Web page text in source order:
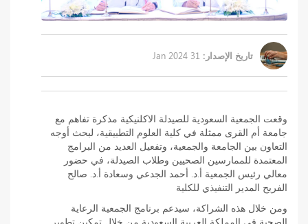
تاريخ الإصدار: 31 Jan 2024
وقعت الجمعية السعودية للصيدلة الاكلنيكية مذكرة تفاهم مع
جامعة أم القرى ممثلة في كلية العلوم التطبيقية، لبحث أوجه
التعاون بين الجامعة والجمعية، وتفعيل العديد من البرامج
المعتمدة للممارسين الصحيين وطلاب الصيدلة، في حضور
معالي رئيس الجمعية أ.د. أحمد الجدعي وسعادة أ.د. صالح
الفريح المدير التنفيذي للكلية
ومن خلال هذه الشراكة، سيدعم برنامج الجمعية الرعاية